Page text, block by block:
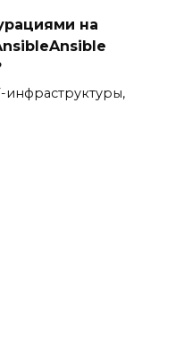
на